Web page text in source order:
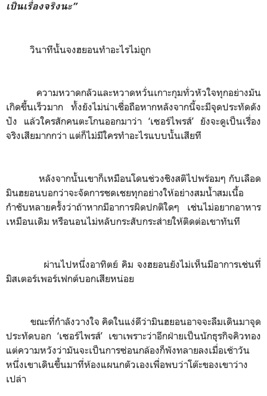
เป็นเรื่องจริงนะ”
วินาทีนั้นจงฮยอนทำอะไรไม่ถูก
ความหวาดกลัวและหวาดหวั่นเกาะกุมทั่วหัวใจทุกอย่างมัน
เกิดขึ้นเร็วมาก ทั้งยังไม่น่าเชื่อถือหากหลังจากนี้จะมีจุดประทัดดัง
ปัง แล้วใครสักคนตะโกนออกมาว่า ‘เซอร์ไพรส์’ ยังจะดูเป็นเรื่อง
จริงเสียมากกว่า แต่ก็ไม่มีใครทำอะไรแบบนั้นเสียที
หลังจากนั้นเขาก็เหมือนโดนช่วงชิงสติไปพร้อมๆ กับเลือด
มินฮยอนบอกว่าจะจัดการชดเชยทุกอย่างให้อย่างสมน้ำสมเนื้อ
กำชับหลายครั้งว่าถ้าหากมีอาการผิดปกติใดๆ เช่นไม่อยากอาหาร
เหมือนเดิม หรือนอนไม่หลับกระสับกระส่ายให้ติดต่อเขาทันที
ผ่านไปหนึ่งอาทิตย์ คิม จงฮยอนยังไม่เห็นมีอาการเช่นที่
มิสเตอร์เพอร์เฟกต์บอกเสียหน่อย
ขณะที่กำลังวางใจ คิดในแง่ดีว่ามินฮยอนอาจจะลืมเดินมาจุด
ประทัดบอก ‘เซอร์ไพรส์’ เขาเพราะว่าอีกฝ่ายเป็นนักธุรกิจคิวทอง
แต่ความหวังว่ามันจะเป็นการซ่อนกล้องก็พังทลายลงเมื่อเช้าวัน
หนึ่งเขาเดินขึ้นมาที่ห้องแผนกตัวเองเพื่อพบว่าโต๊ะของเขาว่าง
เปล่า